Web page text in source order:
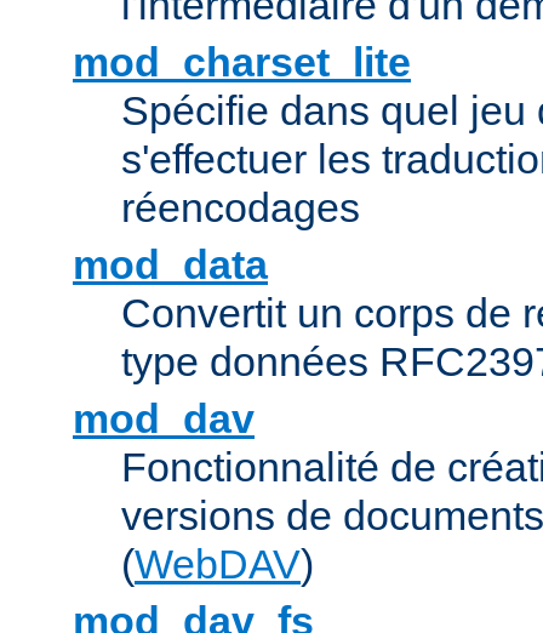
mod_charset_lite
Spécifie dans quel jeu
s'effectuer les
réencodages
mod_data
Convertit un corps de
type données
mod_dav
Fonctionnalité de
versions de
(WebDAV)
mod_dav_fs